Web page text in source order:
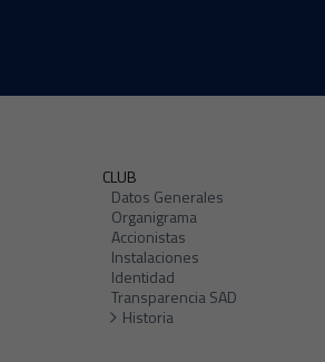
CLUB
Datos Generales
Organigrama
Accionistas
Instalaciones
Identidad
Transparencia SAD
Historia